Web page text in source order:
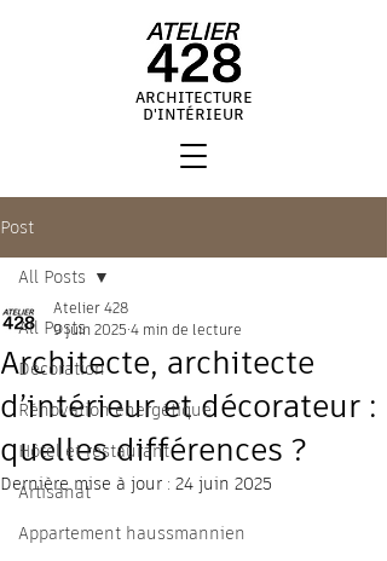
ARCHITECTURE
D'INTÉRIEUR
Post
All Posts
Décoration
Rénovation énergétique
Hôtel et restaurant
Artisanat
Appartement haussmannien
All Posts
Architecte, architecte
d’intérieur et décorateur :
quelles différences ?
Atelier 428
9 juin 2025 4 min de lecture
Dernière mise à jour : 24 juin 2025